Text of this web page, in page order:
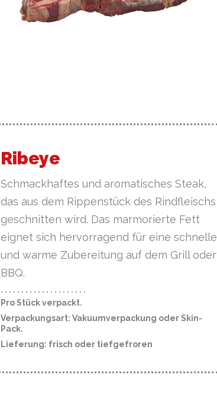
Ribeye
Schmackhaftes und aromatisches Steak,
das aus dem Rippenstück des Rindfleischs
geschnitten wird. Das marmorierte Fett
eignet sich hervorragend für eine schnelle
und warme Zubereitung auf dem Grill oder
BBQ.
· · · · · · · · · · · · · · · · · · · · ·
Pro Stück verpackt.
Verpackungsart: Vakuumverpackung oder Skin-
Pack.
Lieferung: frisch oder tiefgefroren